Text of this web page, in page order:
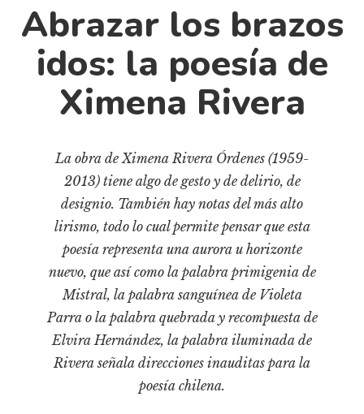
Historia
Historia material de los libros
Lagunas mentales
Literatura
Medioambiente
Narrativas visuales
Pensamiento
Pensamiento ilustrado
Personaje
Personajes secundarios
Política
Abrazar los brazos
idos: la poesía de
Ximena Rivera
La obra de Ximena Rivera Órdenes (1959-
2013) tiene algo de gesto y de delirio, de
designio. También hay notas del más alto
lirismo, todo lo cual permite pensar que esta
poesía representa una aurora u horizonte
nuevo, que así como la palabra primigenia de
Mistral, la palabra sanguínea de Violeta
Parra o la palabra quebrada y recompuesta de
Elvira Hernández, la palabra iluminada de
Rivera señala direcciones inauditas para la
poesía chilena.